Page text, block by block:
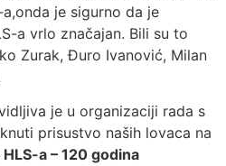
je sigurno da je
a vrlo značajan. Bili su to
Zurak, Đuro Ivanović, Milan
je u organizaciji rada s
prisustvo naših lovaca na
HLS-a – 120 godina